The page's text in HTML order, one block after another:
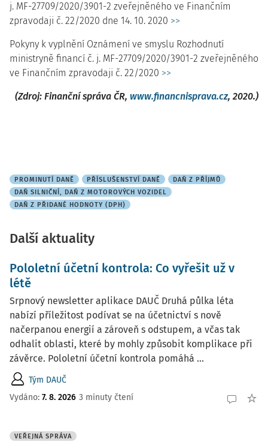
j. MF-27709/2020/3901-2 zveřejněného ve Finančním
zpravodaji č. 22/2020 dne 14. 10. 2020 >>
Pokyny k vyplnění Oznámení ve smyslu Rozhodnutí
ministryně financí č. j. MF-27709/2020/3901-2 zveřejněného
ve Finančním zpravodaji č. 22/2020 >>
(Zdroj: Finanční správa ČR, www.financnisprava.cz, 2020.)
PROMINUTÍ DANĚ PŘÍSLUŠENSTVÍ DANĚ
DAŇ Z PŘÍJMŮ
DAŇ SILNIČNÍ, DAŇ Z MOTOROVÝCH VOZIDEL
DAŇ Z PŘIDANÉ HODNOTY (DPH)
Další aktuality
Pololetní účetní kontrola: Co vyřešit už v
létě
Srpnový newsletter aplikace DAUČ Druhá půlka léta
nabízí příležitost podívat se na účetnictví s nově
načerpanou energií a zároveň s odstupem, a včas tak
odhalit oblasti, které by mohly způsobit komplikace při
závěrce. Pololetní účetní kontrola pomáhá ...
Tým DAUČ
Vydáno: 7. 8. 2026 3 minuty čtení
VEŘEJNÁ SPRÁVA